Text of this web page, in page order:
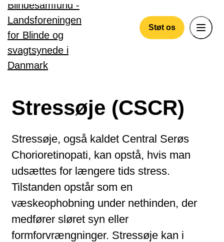
Gå til hovedindhold
Støt os
Stressøje (CSCR)
Stressøje, også kaldet Central Serøs
Chorioretinopati, kan opstå, hvis man
udsættes for længere tids stress.
Tilstanden opstår som en
væskeophobning under nethinden, der
medfører sløret syn eller
formforvrængninger. Stressøje kan i